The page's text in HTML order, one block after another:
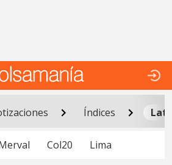
Índices
Col20 Lima